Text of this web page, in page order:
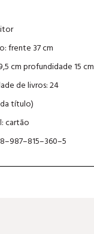
frente 37 cm
cm profundidade 15 cm
de livros: 24
título)
cartão